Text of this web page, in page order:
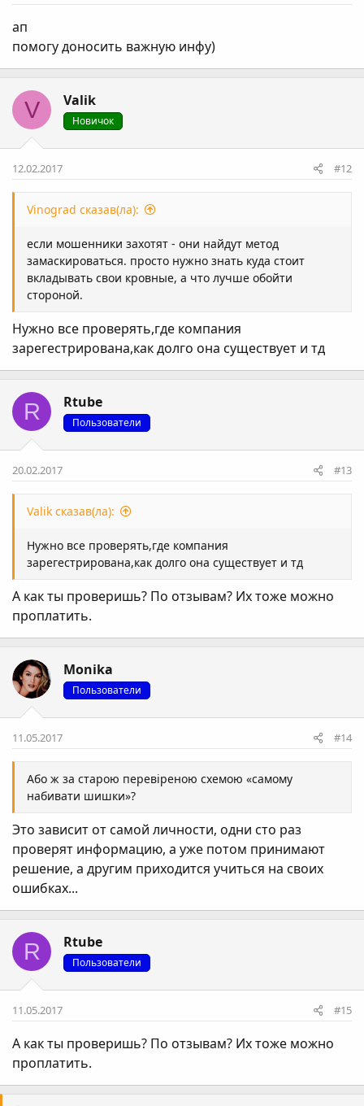
ап
помогу доносить важную инфу)
V Valik
Новичок
12.02.2017 #12
Vinograd сказав(ла):
если мошенники захотят - они найдут метод
замаскироваться. просто нужно знать куда стоит
вкладывать свои кровные, а что лучше обойти
стороной.
Нужно все проверять,где компания
зарегестрирована,как долго она существует и тд
R Rtube
Пользователи
20.02.2017 #13
Valik сказав(ла):
Нужно все проверять,где компания
зарегестрирована,как долго она существует и тд
А как ты проверишь? По отзывам? Их тоже можно
проплатить.
Monika
Пользователи
11.05.2017 #14
Або ж за старою перевіреною схемою «самому
набивати шишки»?
Это зависит от самой личности, одни сто раз
проверят информацию, а уже потом принимают
решение, а другим приходится учиться на своих
ошибках...
R Rtube
Пользователи
11.05.2017 #15
А как ты проверишь? По отзывам? Их тоже можно
проплатить.